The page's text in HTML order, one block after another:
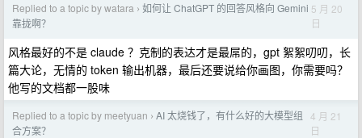
Replied to a topic by watara › 如何让 ChatGPT 的回答风格向 Gemini
靠拢啊？
5 月 20
日
风格最好的不是 claude ？克制的表达才是最屌的，gpt 絮絮叨叨，长
篇大论，无情的 token 输出机器，最后还要说给你画图，你需要吗？
他写的文档都一股味
Replied to a topic by meetyuan › AI 太烧钱了，有什么好的大模型组
合方案？
4 月 21
日